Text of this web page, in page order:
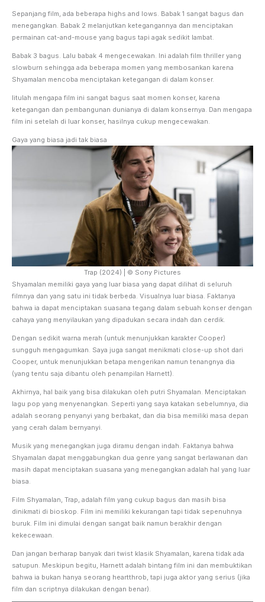
Sepanjang film, ada beberapa highs and lows. Babak 1 sangat bagus dan
menegangkan. Babak 2 melanjutkan ketegangannya dan menciptakan
permainan cat-and-mouse yang bagus tapi agak sedikit lambat.
Babak 3 bagus. Lalu babak 4 mengecewakan. Ini adalah film thriller yang
slowburn sehingga ada beberapa momen yang membosankan karena
Shyamalan mencoba menciptakan ketegangan di dalam konser.
Iitulah mengapa film ini sangat bagus saat momen konser, karena
ketegangan dan pembangunan dunianya di dalam konsernya. Dan mengapa
film ini setelah di luar konser, hasilnya cukup mengecewakan.
Gaya yang biasa jadi tak biasa
Trap (2024) | © Sony Pictures
Shyamalan memiliki gaya yang luar biasa yang dapat dilihat di seluruh
filmnya dan yang satu ini tidak berbeda. Visualnya luar biasa. Faktanya
bahwa ia dapat menciptakan suasana tegang dalam sebuah konser dengan
cahaya yang menyilaukan yang dipadukan secara indah dan cerdik.
Dengan sedikit warna merah (untuk menunjukkan karakter Cooper)
sungguh mengagumkan. Saya juga sangat menikmati close-up shot dari
Cooper, untuk menunjukkan betapa mengerikan namun tenangnya dia
(yang tentu saja dibantu oleh penampilan Harnett).
Akhirnya, hal baik yang bisa dilakukan oleh putri Shyamalan. Menciptakan
lagu pop yang menyenangkan. Seperti yang saya katakan sebelumnya, dia
adalah seorang penyanyi yang berbakat, dan dia bisa memiliki masa depan
yang cerah dalam bernyanyi.
Musik yang menegangkan juga diramu dengan indah. Faktanya bahwa
Shyamalan dapat menggabungkan dua genre yang sangat berlawanan dan
masih dapat menciptakan suasana yang menegangkan adalah hal yang luar
biasa.
Film Shyamalan, Trap, adalah film yang cukup bagus dan masih bisa
dinikmati di bioskop. Film ini memiliki kekurangan tapi tidak sepenuhnya
buruk. Film ini dimulai dengan sangat baik namun berakhir dengan
kekecewaan.
Dan jangan berharap banyak dari twist klasik Shyamalan, karena tidak ada
satupun. Meskipun begitu, Harnett adalah bintang film ini dan membuktikan
bahwa ia bukan hanya seorang heartthrob, tapi juga aktor yang serius (jika
film dan scriptnya dilakukan dengan benar).